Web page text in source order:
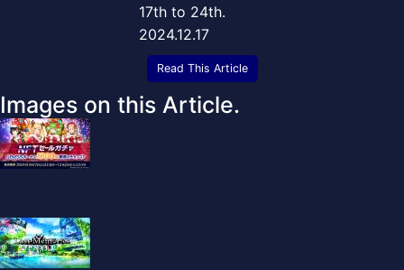
17th to 24th.
2024.12.17
Read This Article
Images on this Article.